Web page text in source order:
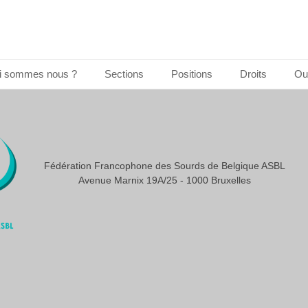
sommes nous ? Sections Positions Droits
Fédération Francophone des Sourds de Belgique ASBL
Avenue Marnix 19A/25 - 1000 Bruxelles